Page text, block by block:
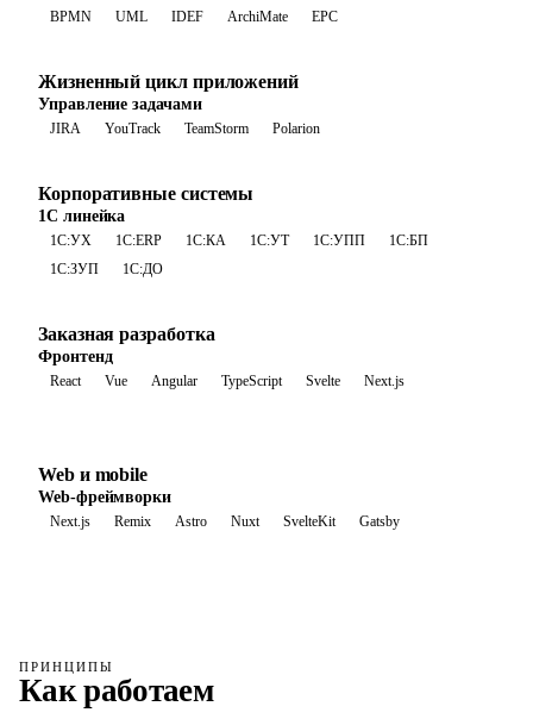
BPMN UML IDEF ArchiMate EPC
Жизненный цикл приложений
Управление задачами
JIRA YouTrack TeamStorm Polarion
Корпоративные системы
1С линейка
1С:УХ 1С:ERP 1С:КА 1С:УТ 1С:УПП
1С:БП
1С:ЗУП
1С:ДО
Заказная разработка
Фронтенд
React Vue Angular TypeScript Svelte Next.js
Web и mobile
Web-фреймворки
Next.js Remix Astro Nuxt SvelteKit Gatsby
ПРИНЦИПЫ
Как работаем